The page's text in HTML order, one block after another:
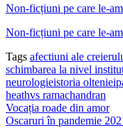
Non-ficțiuni pe care le-
Non-ficțiuni pe care le-
Tags afectiuni ale
schimbarea la nivel
neurologieistoria olteniei
heathvs ramachandran
Vocația roade din amor
Oscaruri în pandemie